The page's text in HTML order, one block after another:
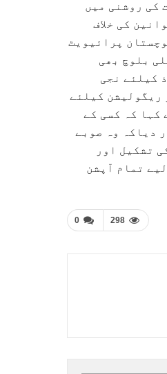
کی روشنی میں
کی خلاف
پرائیویٹ
بلوچ بھی
کیلئے نجی
ریگولیشن کیلئے
کہا کہ کسی کے
دیاکہ وہ صوبے
تشکیل اور
تمام آپشن
0 298